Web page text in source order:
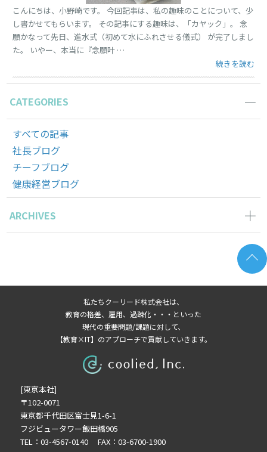
こんにちは、小野崎です。 今回記事は、私の趣味のことについて、少
し書かせてもらいます。 その記事にする趣味は、「カヤック」。 念
願かなって先日、進水式（初めて水にふれさせる儀式） が完了しまし
た。 いやー、本当に『念願叶 …
“「カヤック
続きを読む
CATEGORIES
すべての記事
社長ブログ
チーフブログ
健康経営ブログ
ARCHIVES
2026年2月の記事一覧(3)
2026年1月の記事一覧(3)
2025年11月の記事一覧(2)
2025年10月の記事一覧(1)
2025年9月の記事一覧(1)
2025年8月の記事一覧(2)
2025年7月の記事一覧(3)
2025年6月の記事一覧(3)
2025年4月の記事一覧(1)
私たちクーリード株式会社は、
教育の格差、雇用、過疎化・・・といった
現代の重要問題/課題に対して、
【教育×IT】のアプローチで貢献していきます。
[東京本社]
〒102-0071
東京都千代田区富士見1-6-1
フジビュータワー飯田橋905
TEL：03-4567-0140 FAX：03-6700-1900